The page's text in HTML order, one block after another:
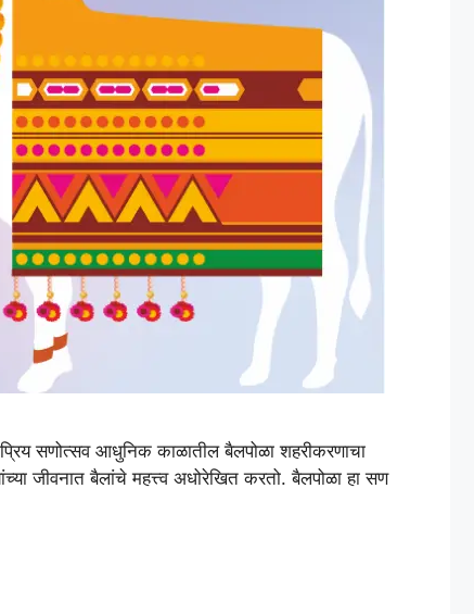
सणोत्सव आधुनिक काळातील बैलपोळा शहरीकरणाचा
जीवनात बैलांचे महत्त्व अधोरेखित करतो. बैलपोळा हा सण